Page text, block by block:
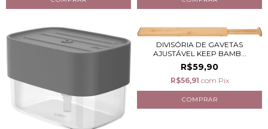
DIVISÓRIA DE GAVETAS
AJUSTÁVEL KEEP BAMB...
R$59,90
R$56,91 com Pix